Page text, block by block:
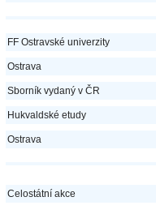
FF Ostravské univerzity
Ostrava
Sborník vydaný v ČR
Hukvaldské etudy
Ostrava
Celostátní akce